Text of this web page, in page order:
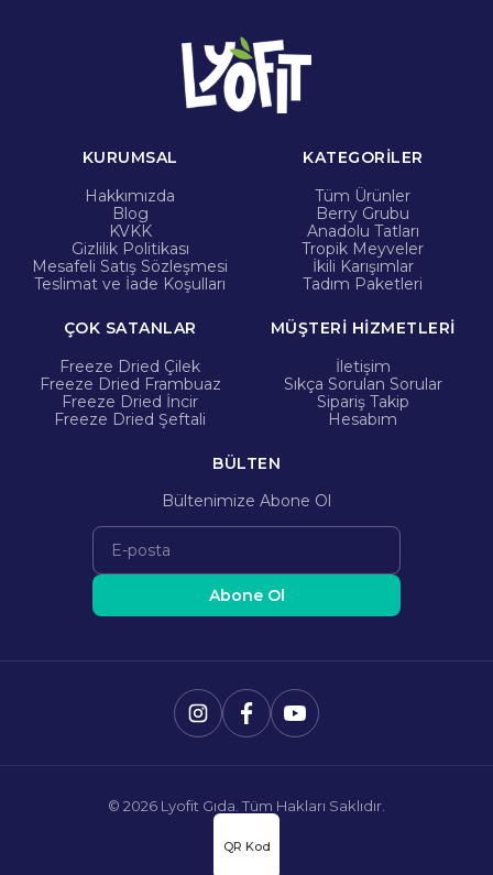
KURUMSAL
Hakkımızda
Blog
KVKK
Gizlilik Politikası
Mesafeli Satış Sözleşmesi
Teslimat ve İade Koşulları
KATEGORİLER
Tüm Ürünler
Berry Grubu
Anadolu Tatları
Tropik Meyveler
İkili Karışımlar
Tadım Paketleri
ÇOK SATANLAR
Freeze Dried Çilek
Freeze Dried Frambuaz
Freeze Dried İncir
Freeze Dried Şeftali
MÜŞTERİ HİZMETLERİ
İletişim
Sıkça Sorulan Sorular
Sipariş Takip
Hesabım
BÜLTEN
Bültenimize Abone Ol
Abone Ol
© 2026 Lyofit Gıda. Tüm Hakları Saklıdır.
QR Kod